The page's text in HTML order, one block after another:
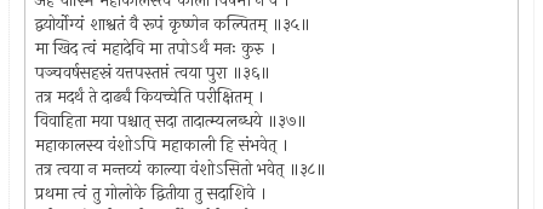
द्वयोर्योग्यं शाश्वतं वै रूपं कृष्णेन कल्पितम् ॥३५॥
मा खिद त्वं महादेवि मा तपोऽर्थं मनः कुरु ।
पञ्चवर्षसहस्रं यत्तपस्तप्तं त्वया पुरा ॥३६॥
तत्र मदर्थं ते दार्ढ्यं कियच्चेति परीक्षितम् ।
विवाहिता मया पश्चात् सदा तादात्म्यलब्धये ॥३७॥
महाकालस्य वंशोऽपि महाकाली हि संभवेत् ।
तत्र त्वया न मन्तव्यं काल्या वंशोऽसितो भवेत् ॥३८॥
प्रथमा त्वं तु गोलोके द्वितीया तु सदाशिवे ।